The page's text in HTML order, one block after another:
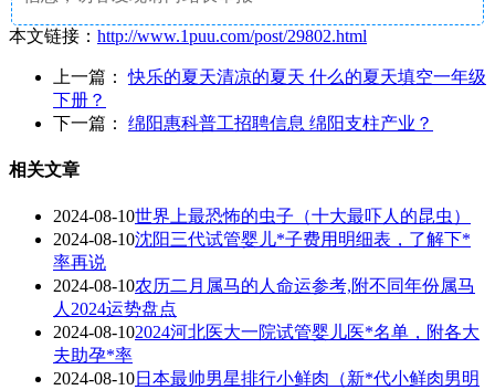
本文链接： http://www.1puu.com/post/29802.html
上一篇：快乐的夏天清凉的夏天 什么的夏天填空一年级
下册？
下一篇： 绵阳惠科普工招聘信息 绵阳支柱产业？
相关文章
2024-08-10世界上最恐怖的虫子（十大最吓人的昆虫）
2024-08-10沈阳三代试管婴儿*子费用明细表，了解下*
率再说
2024-08-10农历二月属马的人命运参考,附不同年份属马
人2024运势盘点
2024-08-102024河北医大一院试管婴儿医*名单，附各大
夫助孕*率
2024-08-10日本最帅男星排行小鲜肉（新*代小鲜肉男明